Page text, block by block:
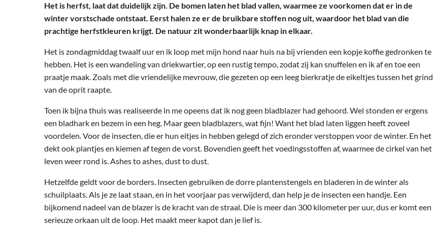
Het is herfst, laat dat duidelijk zijn. De bomen laten het blad vallen, waarmee ze voorkomen dat er in de
winter vorstschade ontstaat. Eerst halen ze er de bruikbare stoffen nog uit, waardoor het blad van die
prachtige herfstkleuren krijgt. De natuur zit wonderbaarlijk knap in elkaar.
Het is zondagmiddag twaalf uur en ik loop met mijn hond naar huis na bij vrienden een kopje koffie gedronken te
hebben. Het is een wandeling van driekwartier, op een rustig tempo, zodat zij kan snuffelen en ik af en toe een
praatje maak. Zoals met die vriendelijke mevrouw, die gezeten op een leeg bierkratje de eikeltjes tussen het grind
van de oprit raapte.
Toen ik bijna thuis was realiseerde in me opeens dat ik nog geen bladblazer had gehoord. Wel stonden er ergens
een bladhark en bezem in een heg. Maar geen bladblazers, wat fijn! Want het blad laten liggen heeft zoveel
voordelen. Voor de insecten, die er hun eitjes in hebben gelegd of zich eronder verstoppen voor de winter. En het
dekt ook plantjes en kiemen af tegen de vorst. Bovendien geeft het voedingsstoffen af, waarmee de cirkel van het
leven weer rond is. Ashes to ashes, dust to dust.
Hetzelfde geldt voor de borders. Insecten gebruiken de dorre plantenstengels en bladeren in de winter als
schuilplaats. Als je ze laat staan, en in het voorjaar pas verwijderd, dan help je de insecten een handje. Een
bijkomend nadeel van de blazer is de kracht van de straal. Die is meer dan 300 kilometer per uur, dus er komt een
serieuze orkaan uit de loop. Het maakt meer kapot dan je lief is.